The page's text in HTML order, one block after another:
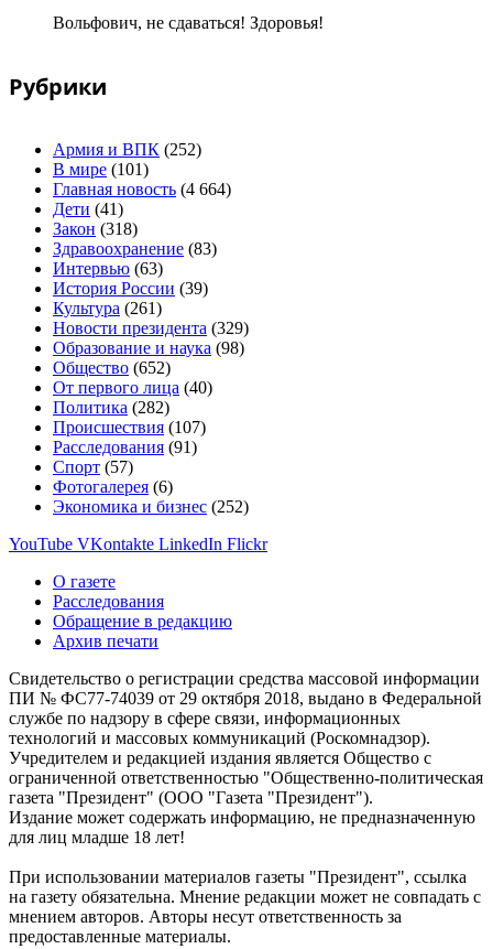
Вольфович, не сдаваться! Здоровья!
Рубрики
Армия и ВПК (252)
В мире (101)
Главная новость (4 664)
Дети (41)
Закон (318)
Здравоохранение (83)
Интервью (63)
История России (39)
Культура (261)
Новости президента (329)
Образование и наука (98)
Общество (652)
От первого лица (40)
Политика (282)
Происшествия (107)
Расследования (91)
Спорт (57)
Фотогалерея (6)
Экономика и бизнес (252)
YouTube VKontakte LinkedIn Flickr
О газете
Расследования
Обращение в редакцию
Архив печати
Свидетельство о регистрации средства массовой информации
ПИ № ФС77-74039 от 29 октября 2018, выдано в Федеральной
службе по надзору в сфере связи, информационных
технологий и массовых коммуникаций (Роскомнадзор).
Учредителем и редакцией издания является Общество с
ограниченной ответственностью "Общественно-политическая
газета "Президент" (ООО "Газета "Президент").
Издание может содержать информацию, не предназначенную
для лиц младше 18 лет!
При использовании материалов газеты "Президент", ссылка
на газету обязательна. Мнение редакции может не совпадать с
мнением авторов. Авторы несут ответственность за
предоставленные материалы.